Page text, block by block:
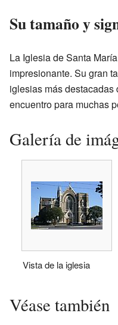
Su tamaño y
La Iglesia de Santa
impresionante. Su gran
iglesias más
encuentro para muchas
Galería de
Vista de la iglesia
Véase también